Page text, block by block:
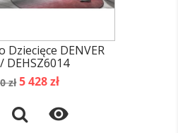
Dziecięce DENVER
DEHSZ6014
zł Cena
5 428 zł
